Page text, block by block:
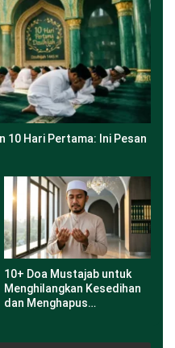
10 Hari Pertama: Ini Pesan
10+ Doa Mustajab untuk
Menghilangkan Kesedihan
dan Menghapus